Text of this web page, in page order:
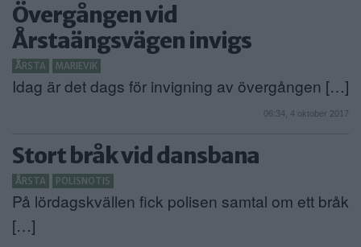
Övergången vid
Årstaängsvägen invigs
ÅRSTA MARIEVIK
Idag är det dags för invigning av övergången […]
06:34, 4 oktober 2017
Stort bråk vid dansbana
ÅRSTA POLISNOTIS
På lördagskvällen fick polisen samtal om ett bråk
[…]